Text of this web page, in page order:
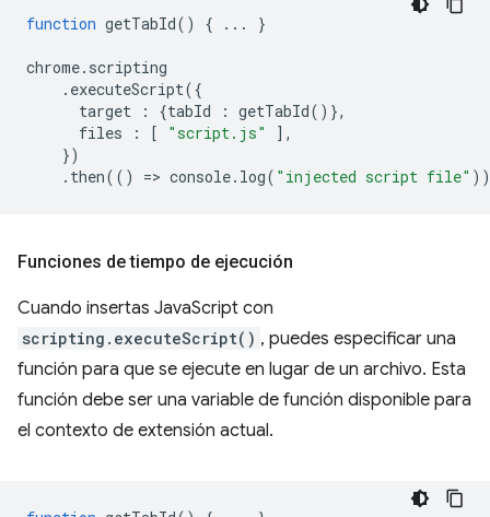
function getTabId() { ... }
chrome. scripting
. executeScript({
target
: {tabId : getTabId()},
files
: [ "script.js"
],
})
. then(() => console. log( "injected script file"
Funciones de tiempo de ejecución
Cuando insertas JavaScript con
scripting.executeScript() , puedes especificar una
función para que se ejecute en lugar de un archivo. Esta
función debe ser una variable de función disponible para
el contexto de extensión actual.